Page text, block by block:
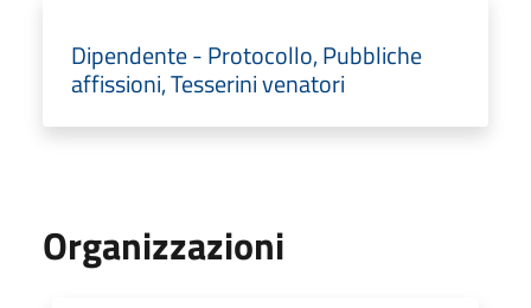
Dipendente - Protocollo, Pubbliche
affissioni, Tesserini venatori
Organizzazioni